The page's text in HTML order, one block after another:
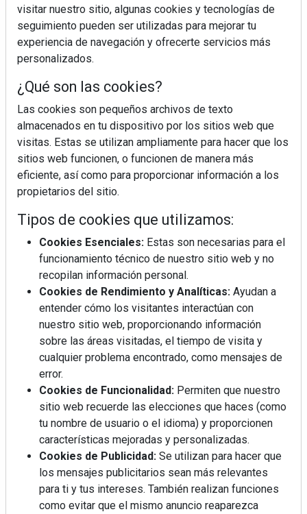
¿Sabes en qué consiste el síndrome metabólico?
Mujer del mes: Boticaria García, la farmacéutica que
habla con el corazón
visitar nuestro sitio, algunas cookies y tecnologías de
seguimiento pueden ser utilizadas para mejorar tu
experiencia de navegación y ofrecerte servicios más
personalizados.
¿Qué son las cookies?
Las cookies son pequeños archivos de texto
almacenados en tu dispositivo por los sitios web que
visitas. Estas se utilizan ampliamente para hacer que los
sitios web funcionen, o funcionen de manera más
eficiente, así como para proporcionar información a los
propietarios del sitio.
Tipos de cookies que utilizamos:
Cookies Esenciales: Estas son necesarias para el
funcionamiento técnico de nuestro sitio web y no
recopilan información personal.
Cookies de Rendimiento y Analíticas: Ayudan a
entender cómo los visitantes interactúan con
nuestro sitio web, proporcionando información
sobre las áreas visitadas, el tiempo de visita y
cualquier problema encontrado, como mensajes de
error.
Cookies de Funcionalidad: Permiten que nuestro
sitio web recuerde las elecciones que haces (como
tu nombre de usuario o el idioma) y proporcionen
características mejoradas y personalizadas.
Cookies de Publicidad: Se utilizan para hacer que
los mensajes publicitarios sean más relevantes
para ti y tus intereses. También realizan funciones
como evitar que el mismo anuncio reaparezca